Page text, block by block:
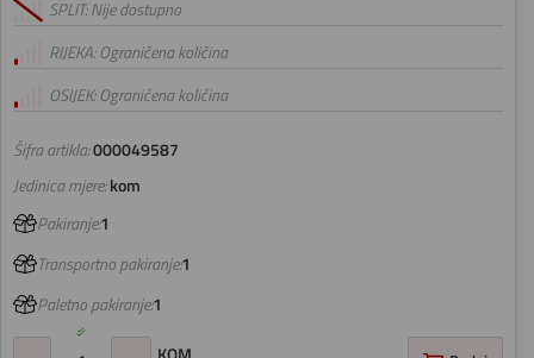
Šifra artikla:000049587
SPLIT: Nije dostupno
RIJEKA: Ograničena količina
OSIJEK: Ograničena količina
Jedinica mjere:kom
Pakiranje:1
Transportno pakiranje:1
Paletno pakiranje:1